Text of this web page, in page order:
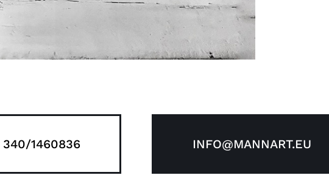
1460836 INFO@MANNART.EU